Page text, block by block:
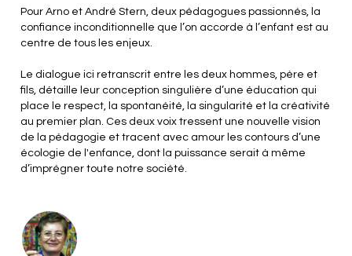
Pour Arno et André Stern, deux pédagogues passionnés, la
confiance inconditionnelle que l’on accorde à l’enfant est au
centre de tous les enjeux.
Le dialogue ici retranscrit entre les deux hommes, père et
fils, détaille leur conception singulière d’une éducation qui
place le respect, la spontanéité, la singularité et la créativité
au premier plan. Ces deux voix tressent une nouvelle vision
de la pédagogie et tracent avec amour les contours d’une
écologie de l'enfance, dont la puissance serait à même
d’imprégner toute notre société.